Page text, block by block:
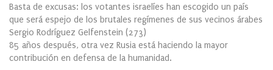
Basta de excusas: los votantes israelíes han escogido un país
que será espejo de los brutales regímenes de sus vecinos árabes
Sergio Rodríguez Gelfenstein (273)
85 años después, otra vez Rusia está haciendo la mayor
contribución en defensa de la humanidad.